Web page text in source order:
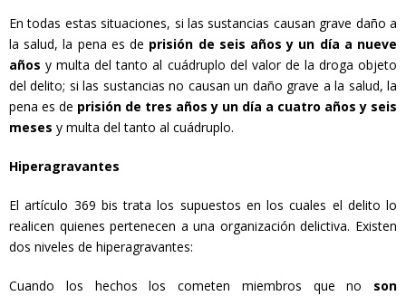
En todas estas situaciones, si las sustancias causan grave daño a
la salud, la pena es de prisión de seis años y un día a nueve
años y multa del tanto al cuádruplo del valor de la droga objeto
del delito; si las sustancias no causan un daño grave a la salud, la
pena es de prisión de tres años y un día a cuatro años y seis
meses y multa del tanto al cuádruplo.
Hiperagravantes
El artículo 369 bis trata los supuestos en los cuales el delito lo
realicen quienes pertenecen a una organización delictiva. Existen
dos niveles de hiperagravantes:
Cuando los hechos los cometen miembros que no son